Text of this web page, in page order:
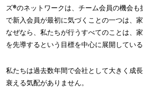
ズ®のネットワークは、チーム会員の機会も
で新入会員が最初に気づくことの一つは、
なぜなら、私たちが行うすべてのことは、
を先導するという目標を中心に展開している
私たちは過去数年間で会社として大きく成
衰える気配がありません。